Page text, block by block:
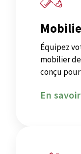
Équipez
mobilier
conçu
En